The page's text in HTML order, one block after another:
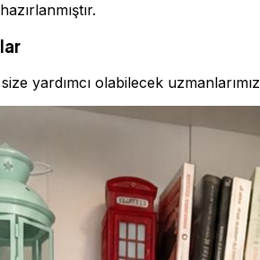
yardımcı olabilecek uzmanlarımız